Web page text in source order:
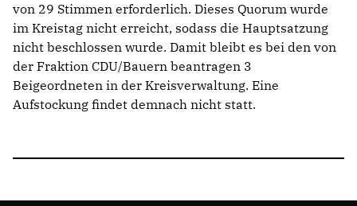
von 29 Stimmen erforderlich. Dieses Quorum wurde
im Kreistag nicht erreicht, sodass die Hauptsatzung
nicht beschlossen wurde. Damit bleibt es bei den von
der Fraktion CDU/Bauern beantragen 3
Beigeordneten in der Kreisverwaltung. Eine
Aufstockung findet demnach nicht statt.